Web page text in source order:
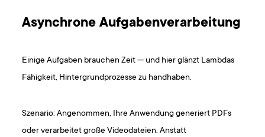
Asynchrone Aufgabenverarbeitung
Einige Aufgaben brauchen Zeit — und hier glänzt Lambdas
Fähigkeit, Hintergrundprozesse zu handhaben.
Szenario: Angenommen, Ihre Anwendung generiert PDFs
oder verarbeitet große Videodateien. Anstatt